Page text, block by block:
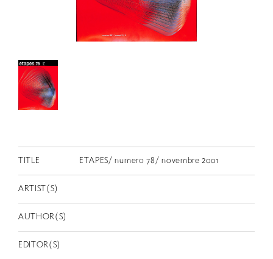
スカラシップ受賞者
CONTACT
JP
EN
TITLE ETAPES/ numero 78/ novembre 2001
ARTIST(S)
AUTHOR(S)
EDITOR(S)